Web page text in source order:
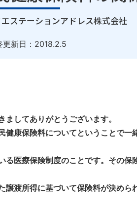
｜
ステーションアドレス株式会社
新日： 2018.2.5
してありがとうございます。
康保険料についてということで一
医療保険制度のことです。その保
渡所得に基づいて保険料が決めら